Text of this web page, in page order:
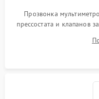
Прозвонка
прессостата и клапанов
Восстановление